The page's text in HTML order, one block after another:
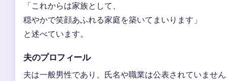
「これからは家族として、
穏やかで笑顔あふれる家庭を築いてまいります」
と述べています。
夫のプロフィール
夫は一般男性であり、氏名や職業は公表されていませ